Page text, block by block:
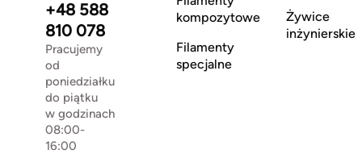
+48 588
810 078
Pracujemy
od
poniedziałku
do piątku
w godzinach
08:00-
16:00
kompozytowe
Filamenty
specjalne
Żywice
inżynierskie